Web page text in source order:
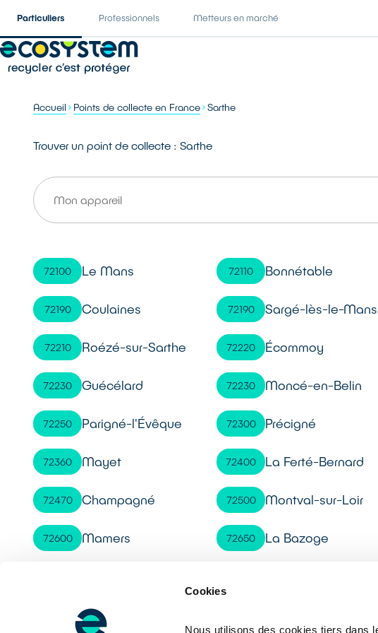
Cookies
Nous utilisons des cookies tiers dans
Particuliers Professionnels Metteurs en marché
Accueil Points de collecte en France Sarthe
Trouver un point de collecte : Sarthe
72100 Le Mans 72110 Bonnétable
72190 Coulaines 72190 Sargé-lès-le-Mans
72210 Roézé-sur-Sarthe 72220 Écommoy
72230 Guécélard 72230 Moncé-en-Belin
72250 Parigné-l'Évêque 72300 Précigné
72360 Mayet 72400 La Ferté-Bernard
72470 Champagné 72500 Montval-sur-Loir
72600 Mamers 72650 La Bazoge